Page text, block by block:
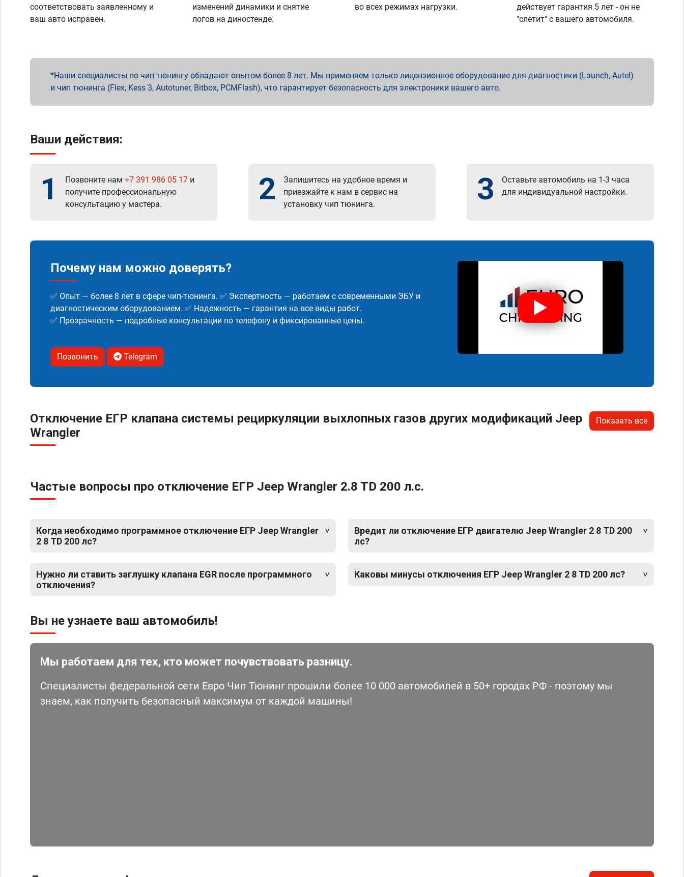
соответствовать заявленному и
ваш авто исправен.
изменений динамики и снятие
логов на диностенде.
во всех режимах нагрузки.
действует гарантия 5 лет - он не
"слетит" с вашего автомобиля.
Наши специалисты по чип тюнингу обладают опытом более 8 лет. Мы применяем только лицензионное оборудование для диагностики (Launch, Autel)
и чип тюнинга (Flex, Kess 3, Autotuner, Bitbox, PCMFlash), что гарантирует безопасность для электроники вашего авто.
Ваши действия:
1 Позвоните нам +7 391 986 05 17 и
получите профессиональную
консультацию у мастера.
2
Запишитесь на удобное время и
приезжайте к нам в сервис на
установку чип тюнинга.
3
Оставьте автомобиль на 1-3 часа
для индивидуальной настройки.
Почему нам можно доверять?
✅ Опыт — более 8 лет в сфере чип-тюнинга. ✅ Экспертность — работаем с современными ЭБУ и
диагностическим оборудованием. ✅ Надежность — гарантия на все виды работ.
✅ Прозрачность — подробные консультации по телефону и фиксированные цены.
Позвонить Telegram
Отключение ЕГР клапана системы рециркуляции выхлопных газов других модификаций Jeep
Wrangler
Показать все
Частые вопросы про отключение ЕГР Jeep Wrangler 2.8 TD 200 л.с.
Когда необходимо программное отключение ЕГР Jeep Wrangler
2 8 TD 200 лс?
Нужно ли ставить заглушку клапана EGR после программного
отключения?
Вредит ли отключение ЕГР двигателю Jeep Wrangler 2 8 TD 200
лс?
Каковы минусы отключения ЕГР Jeep Wrangler 2 8 TD 200 лс?
Вы не узнаете ваш автомобиль!
Мы работаем для тех, кто может почувствовать разницу.
Специалисты федеральной сети Евро Чип Тюнинг прошили более 10 000 автомобилей в 50+ городах РФ - поэтому мы
знаем, как получить безопасный максимум от каждой машины!